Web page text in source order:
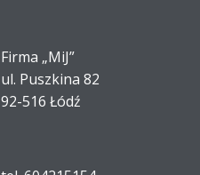
Firma „MiJ”
ul. Puszkina 82
92-516 Łódź